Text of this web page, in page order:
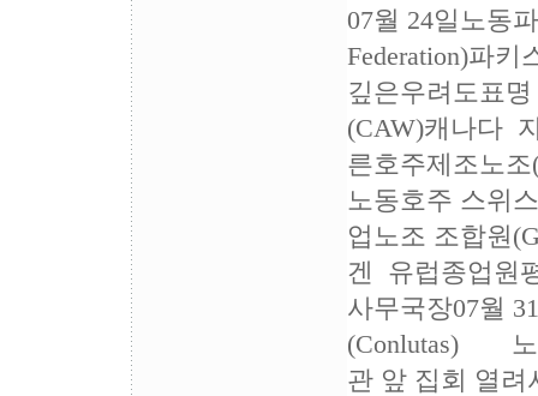
07월 24일노동
Federation)파
깊은우려도표
(CAW)캐나다
른호주제조노
노동호주 스위
업노조 조합원
겐 유럽종업원
사무국장07월
(Conlutas) 노
관 앞 집회 열려